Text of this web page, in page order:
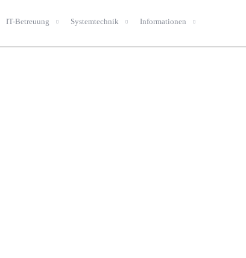
IT-Betreuung Systemtechnik Informationen